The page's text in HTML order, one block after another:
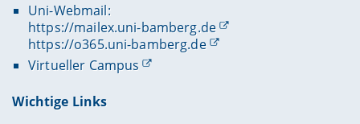
Uni-Webmail:
https://mailex.uni-bamberg.de
https://o365.uni-bamberg.de
Virtueller Campus
Wichtige Links